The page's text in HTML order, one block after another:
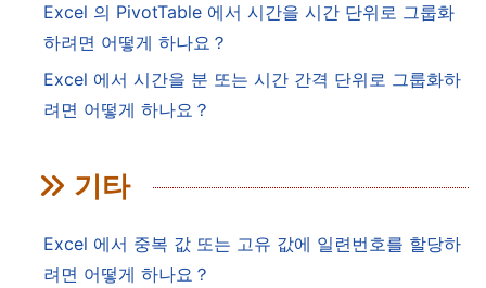
Excel 의 PivotTable 에서 시간을 시간 단위로 그룹화
하려면 어떻게 하나요？
Excel 에서 시간을 분 또는 시간 간격 단위로 그룹화하
려면 어떻게 하나요？
기타
Excel 에서 중복 값 또는 고유 값에 일련번호를 할당하
려면 어떻게 하나요？